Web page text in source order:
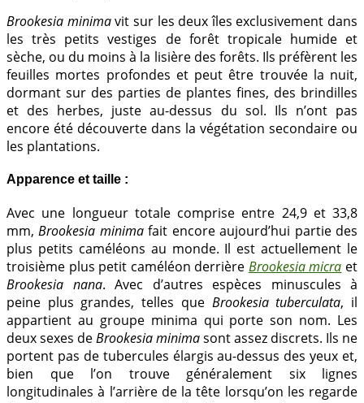
Brookesia minimavit sur les deux îles exclusivement dans
les très petits vestiges de forêt tropicale humide et
sèche, ou du moins à la lisière des forêts. Ils préfèrent les
feuilles mortes profondes et peut être trouvée la nuit,
dormant sur des parties de plantes fines, des brindilles
et des herbes, juste au-dessus du sol. Ils n’ont pas
encore été découverte dans la végétation secondaire ou
les plantations.
Apparence et taille :
Avec une longueur totale comprise entre 24,9 et 33,8
mm,Brookesia minimafait encore aujourd’hui partie des
plus petits caméléons au monde. Il est actuellement le
troisième plus petit caméléon derrière Brookesia micra et
Brookesia nana. Avec d’autres espèces minuscules à
peine plus grandes, telles que Brookesia tuberculata, il
appartient au groupe minima qui porte son nom. Les
deux sexes deBrookesia minimasont assez discrets. Ils ne
portent pas de tubercules élargis au-dessus des yeux et,
bien que l’on trouve généralement six lignes
longitudinales à l’arrière de la tête lorsqu’on les regarde